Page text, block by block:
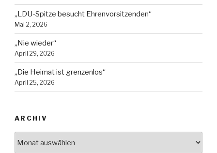
„LDU-Spitze besucht Ehrenvorsitzenden“
Mai 2, 2026
„Nie wieder“
April 29, 2026
„Die Heimat ist grenzenlos“
April 25, 2026
ARCHIV